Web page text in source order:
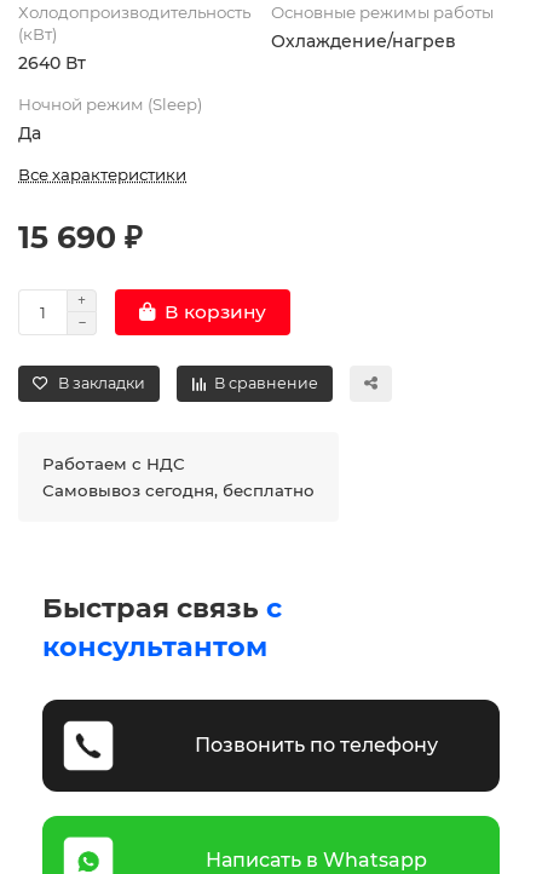
Холодопроизводительность
(кВт)
2640 Вт
Основные режимы работы
Охлаждение/нагрев
Ночной режим (Sleep)
Да
Все характеристики
15 690 ₽
В корзину
В закладки В сравнение
Работаем с НДС
Самовывоз сегодня, бесплатно
Быстрая связь с
консультантом
Позвонить по телефону
Написать в Whatsapp